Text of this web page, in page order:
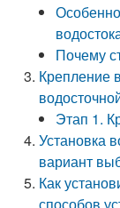
Почему
Крепление
Этап 1.
Установка
вариант
Как